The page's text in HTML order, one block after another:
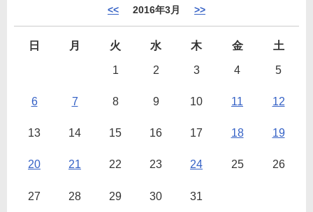
<< 2016年3月 >>
日 月 火 水 木 金
土
1
2 3 4 5
6 7 8 9 10 11 12
13 14 15 16 17 18 19
20 21 22 23 24 25 26
27 28 29 30 31